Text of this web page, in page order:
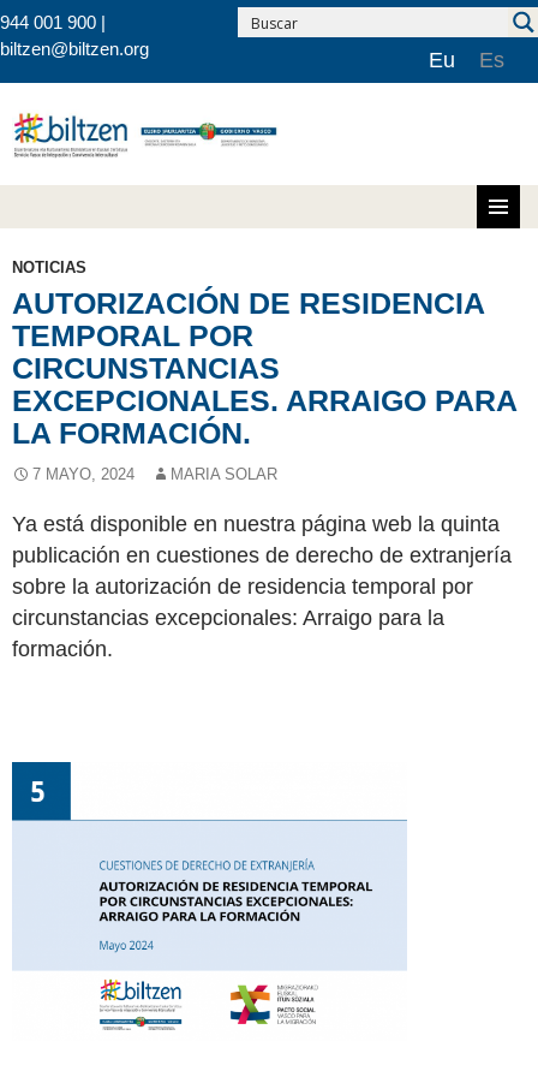
944 001 900 |
biltzen@biltzen.org
Eu Es
Saltar al contenido
NOTICIAS
AUTORIZACIÓN DE RESIDENCIA
TEMPORAL POR
CIRCUNSTANCIAS
EXCEPCIONALES. ARRAIGO PARA
LA FORMACIÓN.
7 MAYO, 2024 MARIA SOLAR
Ya está disponible en nuestra página web la quinta
publicación en cuestiones de derecho de extranjería
sobre la autorización de residencia temporal por
circunstancias excepcionales: Arraigo para la
formación.